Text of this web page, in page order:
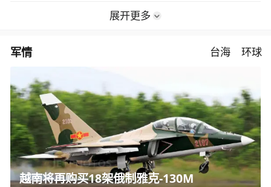
展开更多
军情 台海 环球
越南将再购买18架俄制雅克-130M